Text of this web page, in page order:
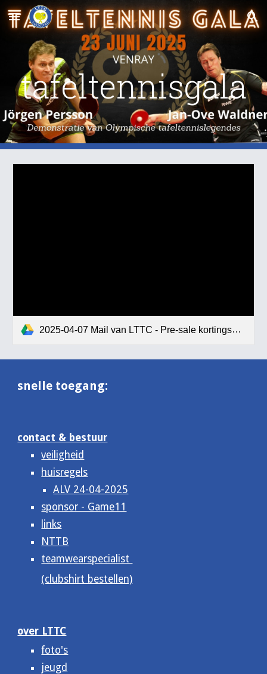
Skip to main content Skip to navigation
tafeltennisgala
2025-04-07 Mail van LTTC - Pre-sale kortingsactie voor NTTB-leden.pdf
snelle toegang:
contact & bestuur
veiligheid
huisregels
ALV 24-04-2025
sponsor - Game11
links
NTTB
teamwearspecialist
(clubshirt bestellen)
over LTTC
foto's
jeugd